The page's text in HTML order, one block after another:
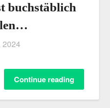
buchstäblich
2024
Continue reading